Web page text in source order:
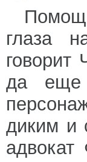
глаза
говорит
да еще
диким и
адвокат